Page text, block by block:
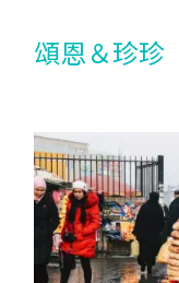
頌恩＆珍珍